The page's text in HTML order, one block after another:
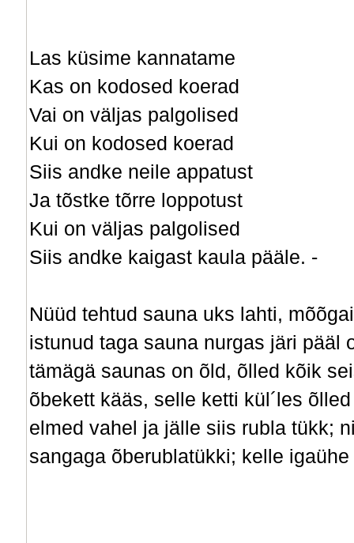
Las küsime kannatame
Kas on kodosed koerad
Vai on väljas palgolised
Kui on kodosed koerad
Siis andke neile appatust
Ja tõstke tõrre loppotust
Kui on väljas palgolised
Siis andke kaigast kaula pääle. -
Nüüd tehtud sauna uks lahti,
istunud taga sauna nurgas järi pääl
tämägä saunas on õld, õlled kõik
õbekett kääs, selle ketti kül´les
elmed vahel ja jälle siis rubla tükk;
sangaga õberublatükki; kelle